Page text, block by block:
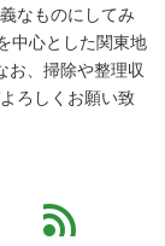
なものにしてみ
中心とした関東地
お、掃除や整理収
ろしくお願い致
feed